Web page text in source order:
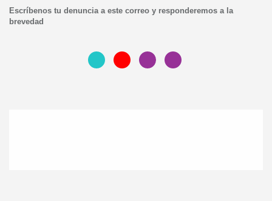
Escríbenos tu denuncia a este correo y responderemos a la
brevedad